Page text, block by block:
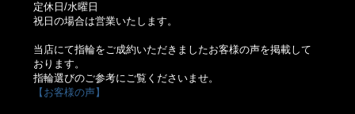
定休日/水曜日
祝日の場合は営業いたします。
当店にて指輪をご成約いただきましたお客様の声を掲載して
おります。
指輪選びのご参考にご覧くださいませ。
【お客様の声】